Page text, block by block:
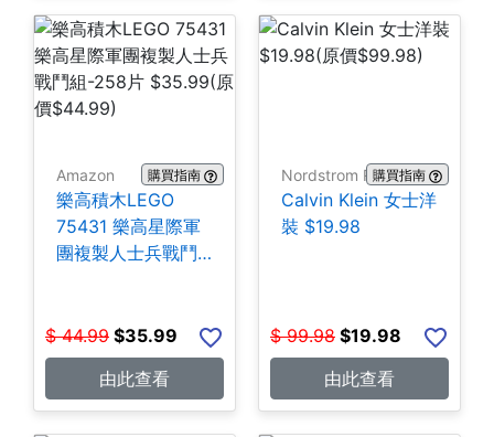
Amazon 購買指南
樂高積木LEGO
75431 樂高星際軍
團複製人士兵戰鬥
$ 44.99 $35.99
由此查看
Nordstrom Rack購買指南
Calvin Klein 女士洋
裝 $19.98
$ 99.98 $19.98
由此查看